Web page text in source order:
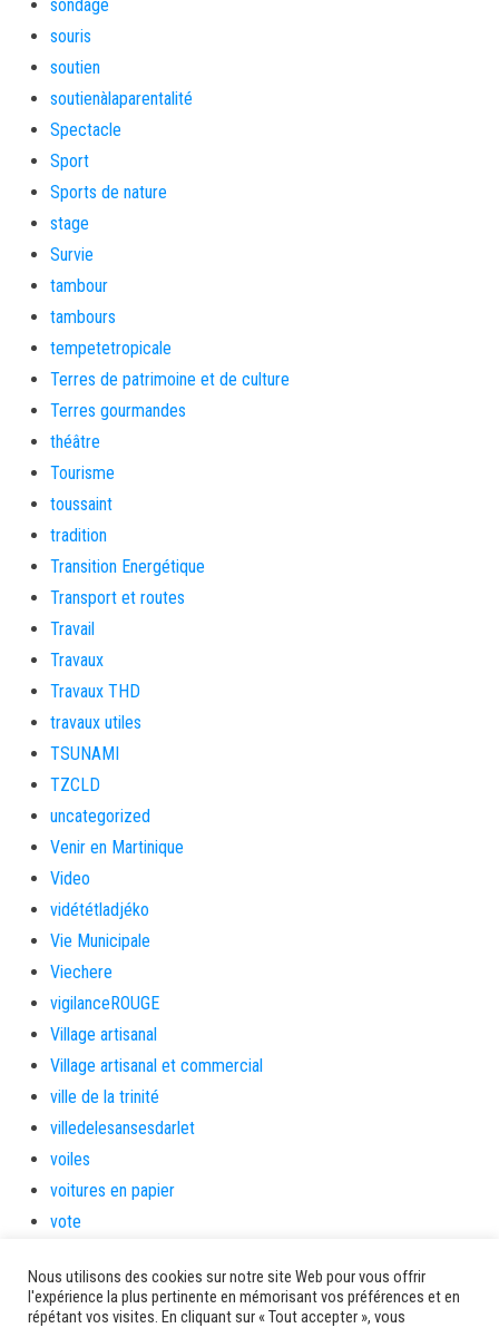
sondage
souris
soutien
soutienàlaparentalité
Spectacle
Sport
Sports de nature
stage
Survie
tambour
tambours
tempetetropicale
Terres de patrimoine et de culture
Terres gourmandes
théâtre
Tourisme
toussaint
tradition
Transition Energétique
Transport et routes
Travail
Travaux
Travaux THD
travaux utiles
TSUNAMI
TZCLD
uncategorized
Venir en Martinique
Video
vidététladjéko
Vie Municipale
Viechere
vigilanceROUGE
Village artisanal
Village artisanal et commercial
ville de la trinité
villedelesansesdarlet
voiles
voitures en papier
vote
Ancien site AMM
Nous utilisons des cookies sur notre site Web pour vous offrir
l'expérience la plus pertinente en mémorisant vos préférences et en
répétant vos visites. En cliquant sur « Tout accepter », vous